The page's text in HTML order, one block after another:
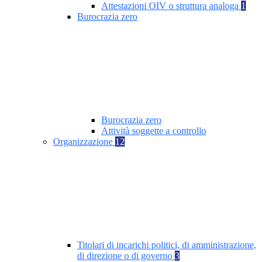
Attestazioni OIV o struttura analoga 1
Burocrazia zero
Burocrazia zero
Attività soggette a controllo
Organizzazione 12
Titolari di incarichi politici, di amministrazione,
di direzione o di governo 3